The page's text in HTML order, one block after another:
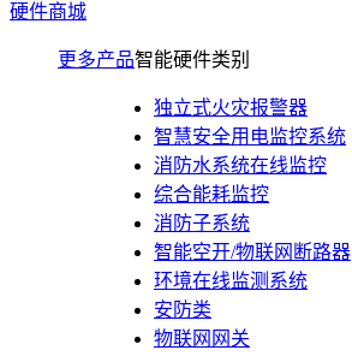
硬件商城
更多产品智能硬件类别
独立式火灾报警器
智慧安全用电监控系统
消防水系统在线监控
综合能耗监控
消防子系统
智能空开/物联网断路器
环境在线监测系统
安防类
物联网网关